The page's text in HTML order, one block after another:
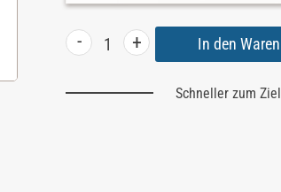
- +
Schneller zum Ziel